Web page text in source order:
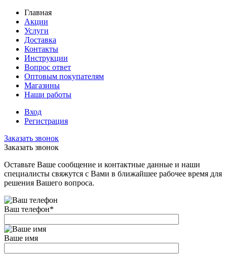
Главная
Акции
Услуги
Доставка
Контакты
Инструкции
Вопрос ответ
Оптовым покупателям
Магазины
Наши работы
Вход
Регистрация
Заказать звонок
Заказать звонок
Оставьте Ваше сообщение и контактные данные и наши
специалисты свяжутся с Вами в ближайшее рабочее время для
решения Вашего вопроса.
Ваш телефон*
Ваше имя